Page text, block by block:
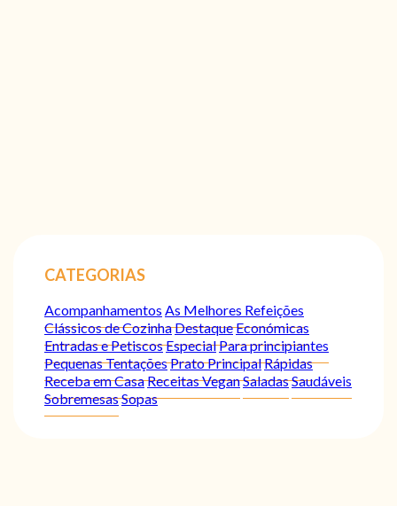
CATEGORIAS
Acompanhamentos As Melhores Refeições
Clássicos de CozinhaDestaqueEconómicas
Entradas e PetiscosEspecialPara principiantes
Pequenas TentaçõesPrato PrincipalRápidas
Receba em CasaReceitas VeganSaladasSaudáveis
SobremesasSopas